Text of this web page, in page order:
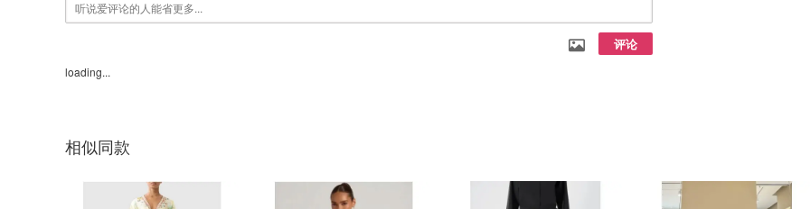
评论
loading...
相似同款